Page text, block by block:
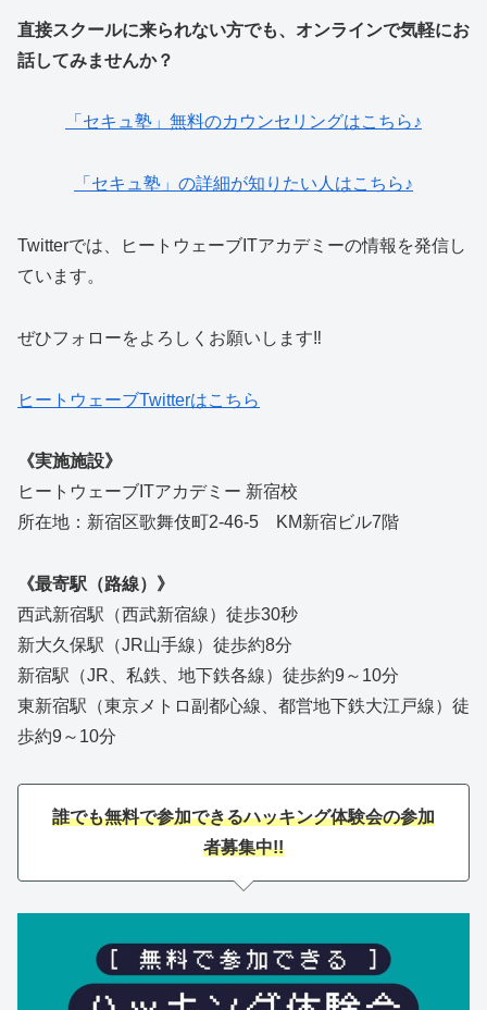
直接スクールに来られない方でも、オンラインで気軽にお
話してみませんか？
「セキュ塾」無料のカウンセリングはこちら♪
「セキュ塾」の詳細が知りたい人はこちら♪
Twitterでは、ヒートウェーブITアカデミーの情報を発信し
ています。
ぜひフォローをよろしくお願いします‼
ヒートウェーブTwitterはこちら
《実施施設》
ヒートウェーブITアカデミー 新宿校
所在地：新宿区歌舞伎町2-46-5 KM新宿ビル7階
《最寄駅（路線）》
西武新宿駅（西武新宿線）徒歩30秒
新大久保駅（JR山手線）徒歩約8分
新宿駅（JR、私鉄、地下鉄各線）徒歩約9～10分
東新宿駅（東京メトロ副都心線、都営地下鉄大江戸線）徒
歩約9～10分
誰でも無料で参加できるハッキング体験会の参加
者募集中!!